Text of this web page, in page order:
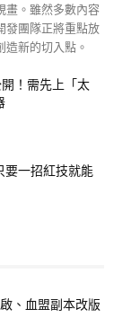
畫。雖然多數內容
發團隊正將重點放
新的切入點。
！需先上「太
要一招紅技就能
、血盟副本改版